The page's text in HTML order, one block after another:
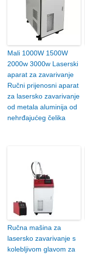
Mali 1000W 1500W
2000w 3000w Laserski
aparat za zavarivanje
Ručni prijenosni aparat
za lasersko zavarivanje
od metala aluminija od
nehrđajućeg čelika
Ručna mašina za
lasersko zavarivanje s
kolebljivom glavom za